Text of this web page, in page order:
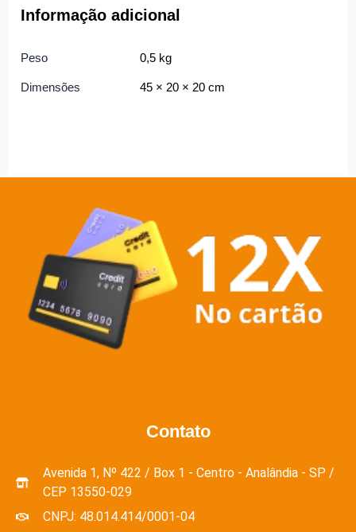
Informação adicional
Peso 0,5 kg
Dimensões 45 × 20 × 20 cm
Contato
Avenida 1, Nº 422 / Box 1 - Centro - Analândia - SP /
CEP 13550-029
CNPJ: 48.014.414/0001-04